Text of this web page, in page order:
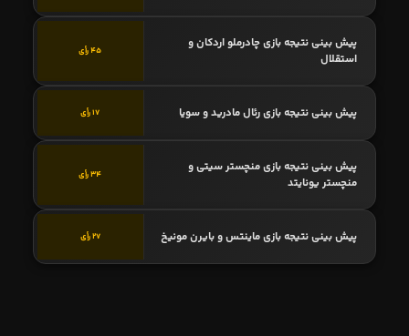
پیش بینی نتیجه بازی چادرملو اردکان و
استقلال
45 رأی
پیش بینی نتیجه بازی رئال مادرید و سویا 17 رأی
پیش بینی نتیجه بازی منچستر سیتی و
منچستر یونایتد
34 رأی
پیش بینی نتیجه بازی ماینتس و بایرن مونیخ 27 رأی